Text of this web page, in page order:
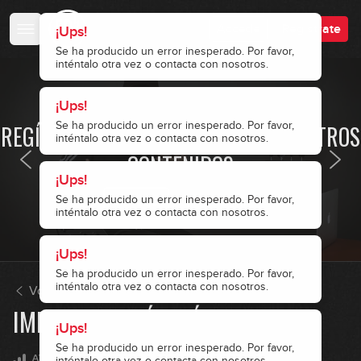
¡Ups!
Se ha producido un error inesperado. Por favor,
inténtalo otra vez o contacta con nosotros.
¡Ups!
Se ha producido un error inesperado. Por favor,
inténtalo otra vez o contacta con nosotros.
¡Ups!
Se ha producido un error inesperado. Por favor,
inténtalo otra vez o contacta con nosotros.
¡Ups!
Se ha producido un error inesperado. Por favor,
inténtalo otra vez o contacta con nosotros.
¡Ups!
Se ha producido un error inesperado. Por favor,
Regístrate
REGÍSTRATE Y ACCEDE A TODOS NUESTROS
CONTENIDOS
Accede Regístrate
Volver a Improvisación
IMPROVISACIÓN BÁSICA MODAL
AVANZADO